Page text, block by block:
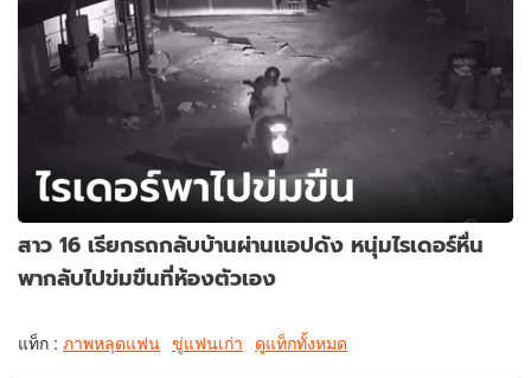
สาว 16 เรียกรถกลับบ้านผ่านแอปดัง หนุ่มไรเดอร์หื่น
พากลับไปข่มขืนที่ห้องตัวเอง
แท็ก : ภาพหลุดแฟน ขู่แฟนเก่า ดูแท็กทั้งหมด